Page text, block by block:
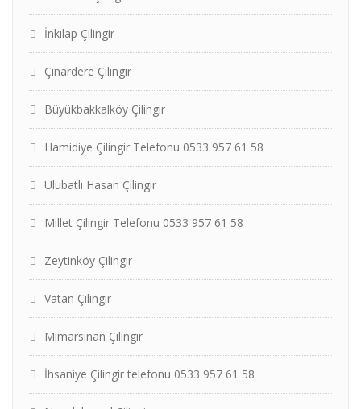
İnkılap Çilingir
Çınardere Çilingir
Büyükbakkalköy Çilingir
Hamidiye Çilingir Telefonu 0533 957 61 58
Ulubatlı Hasan Çilingir
Millet Çilingir Telefonu 0533 957 61 58
Zeytinköy Çilingir
Vatan Çilingir
Mimarsinan Çilingir
İhsaniye Çilingir telefonu 0533 957 61 58